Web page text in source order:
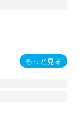
もっと見る